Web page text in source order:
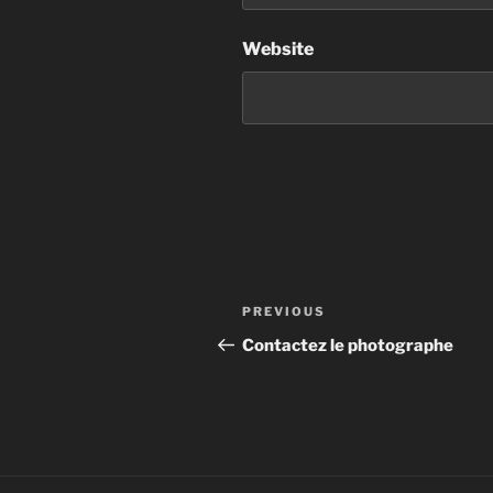
Website
Post
navigation
Previous
Post
PREVIOUS
Contactez le photographe